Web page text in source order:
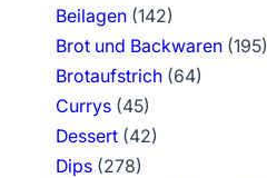
Beilagen(142)
Brot und Backwaren(195)
Brotaufstrich(64)
Currys(45)
Dessert(42)
Dips(278)